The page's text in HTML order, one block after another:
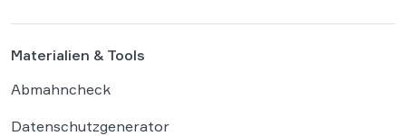
Materialien & Tools
Abmahncheck
Datenschutzgenerator